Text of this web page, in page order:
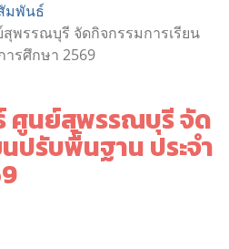
มพันธ์
พรรณบุรี จัดกิจกรรมการเรียน
รศึกษา 2569
ศูนย์สุพรรณบุรี จัด
ปรับพื้นฐาน ประจำ